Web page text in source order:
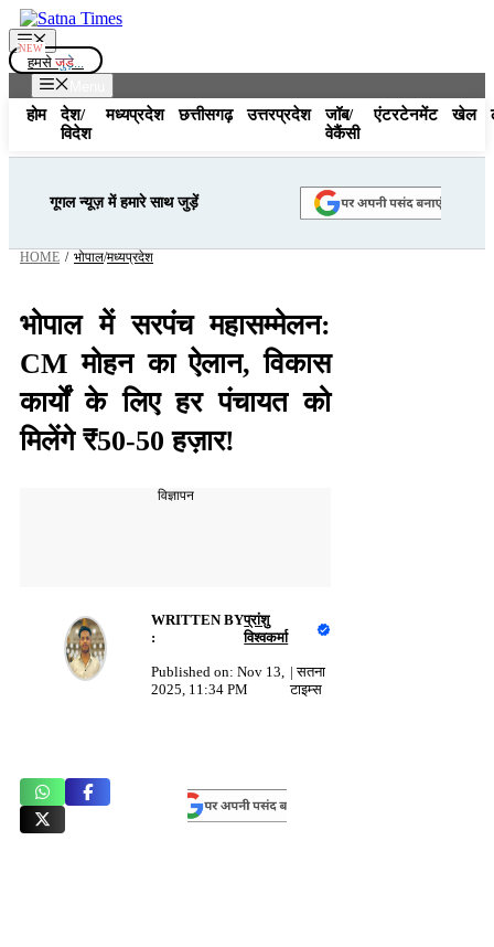
Skip
to
content
Menu
हमसे जुड़े...
होम
देश/
विदेश
मध्यप्रदेश छत्तीसगढ़ उत्तरप्रदेश
जॉब/
वेकैंसी
एंटरटेनमेंट खेल
गूगल न्यूज़ में हमारे साथ जुड़ें
HOME / भोपाल/मध्यप्रदेश
भोपाल में सरपंच महासम्मेलन:
CM मोहन का ऐलान, विकास
कार्यों के लिए हर पंचायत को
मिलेंगे ₹50-50 हज़ार!
विज्ञापन
WRITTEN BY
:
प्रांशु
विश्वकर्मा
Published on: Nov 13,
2025, 11:34 PM
|सतना
टाइम्स